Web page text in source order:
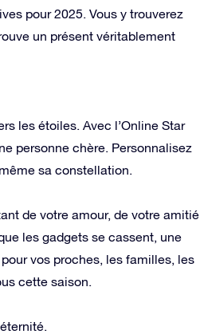
pour 2025. Vous y trouverez
un présent véritablement
les étoiles. Avec l’Online Star
personne chère. Personnalisez
sa constellation.
de votre amour, de votre amitié
les gadgets se cassent, une
vos proches, les familles, les
cette saison.